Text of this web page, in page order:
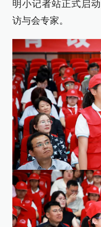
明小记者站正式启
访与会专家。